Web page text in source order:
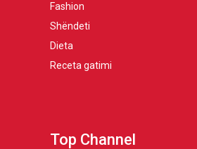
Fashion
Shëndeti
Dieta
Receta gatimi
Top Channel